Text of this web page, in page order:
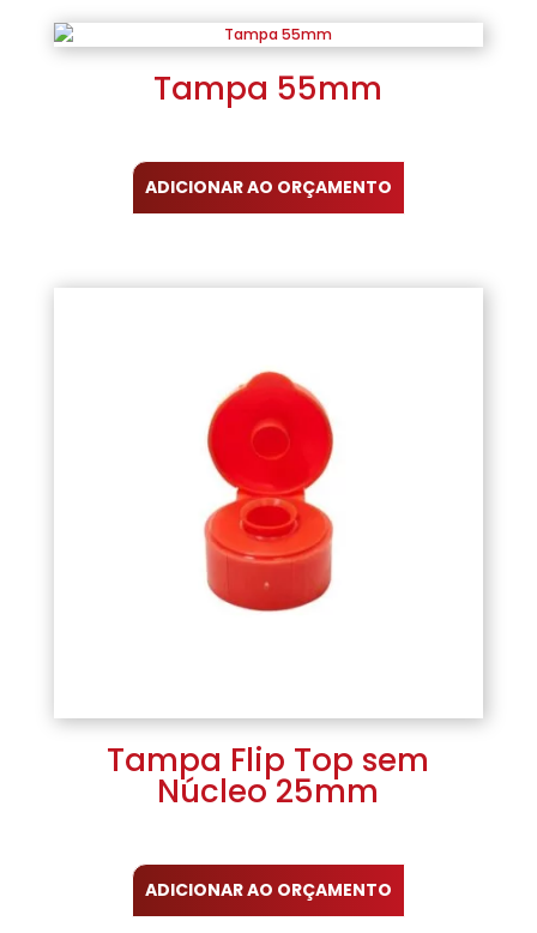
Tampa 55mm
ADICIONAR AO ORÇAMENTO
Tampa Flip Top sem
Núcleo 25mm
ADICIONAR AO ORÇAMENTO